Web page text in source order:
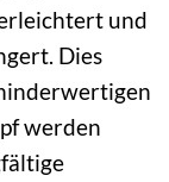
und
Dies
werden